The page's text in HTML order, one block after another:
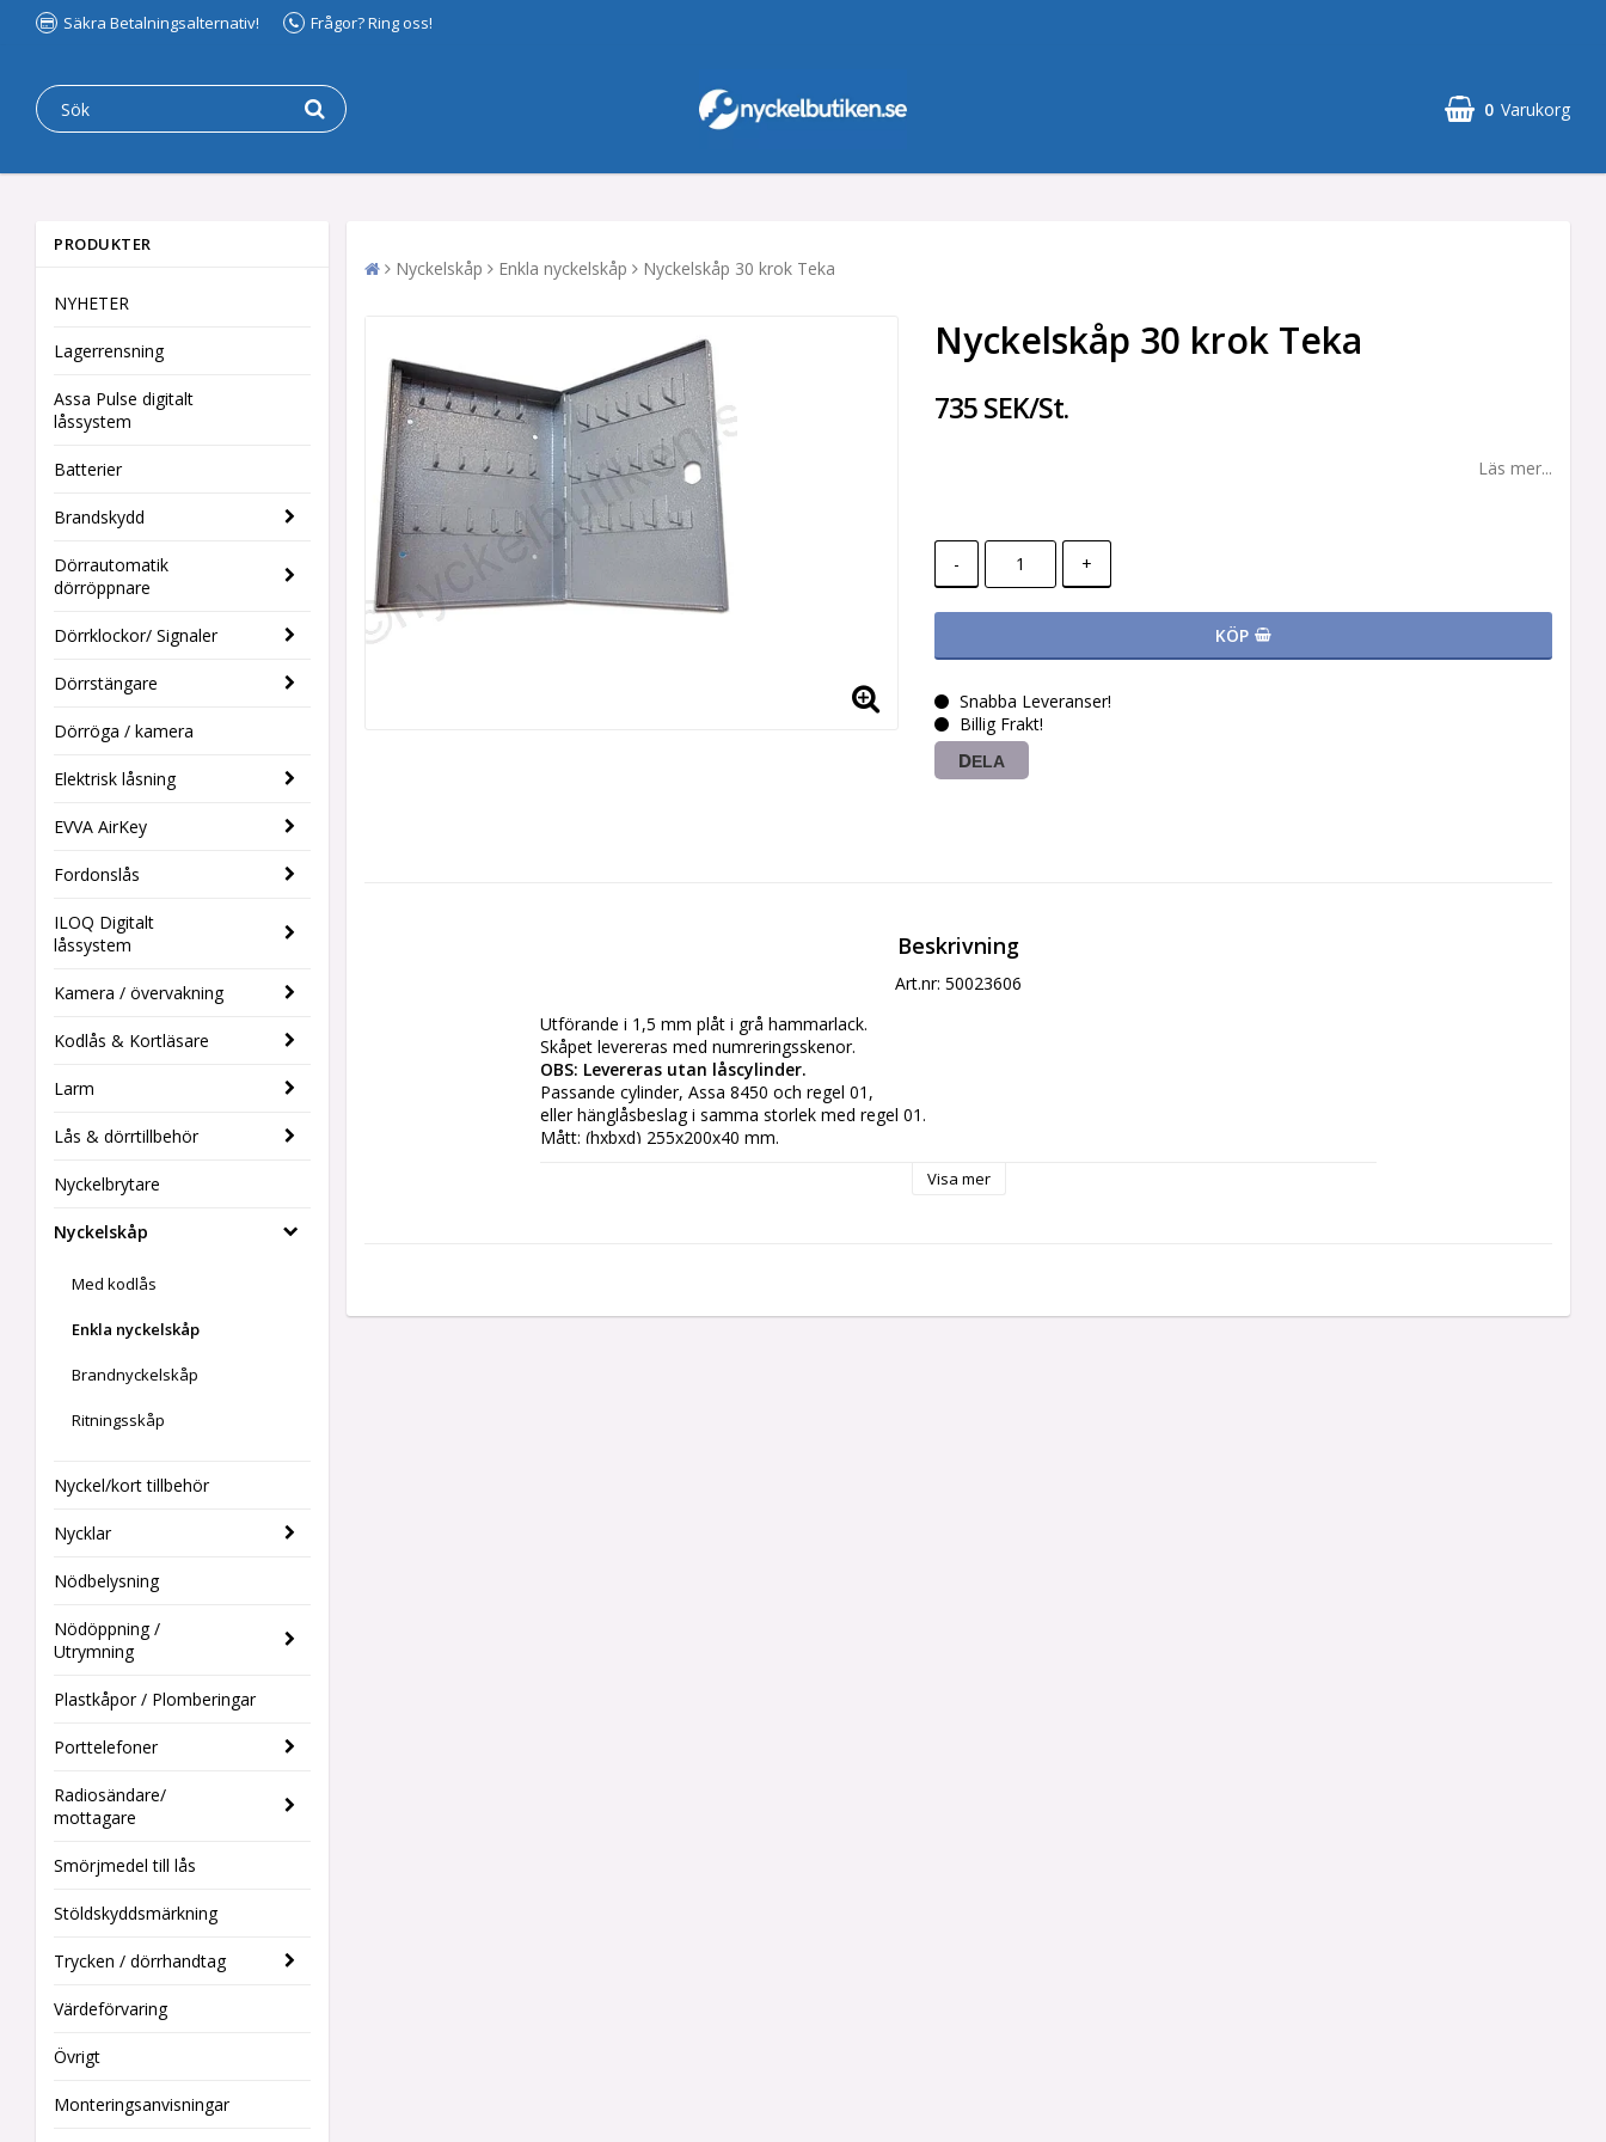
Säkra Betalningsalternativ! Frågor? Ring oss!
0 Varukorg
PRODUKTER
NYHETER
Lagerrensning
Assa Pulse digitalt
låssystem
Batterier
Brandskydd
Dörrautomatik
dörröppnare
Dörrklockor/ Signaler
Dörrstängare
Dörröga / kamera
Elektrisk låsning
EVVA AirKey
Fordonslås
ILOQ Digitalt
låssystem
Kamera / övervakning
Kodlås & Kortläsare
Larm
Lås & dörrtillbehör
Nyckelbrytare
Nyckelskåp
Med kodlås
Enkla nyckelskåp
Brandnyckelskåp
Ritningsskåp
Nyckel/kort tillbehör
Nycklar
Nödbelysning
Nödöppning /
Utrymning
Plastkåpor / Plomberingar
Porttelefoner
Radiosändare/
mottagare
Smörjmedel till lås
Stöldskyddsmärkning
Trycken / dörrhandtag
Värdeförvaring
Övrigt
Monteringsanvisningar
Nyckelskåp Enkla nyckelskåp Nyckelskåp 30 krok Teka
Nyckelskåp 30 krok Teka
735 SEK/St.
Läs mer...
- +
KÖP
Snabba Leveranser!
Billig Frakt!
DELA
Beskrivning
Art.nr: 50023606
Utförande i 1,5 mm plåt i grå hammarlack.
OBS: Levereras utan låscylinder.
Passande cylinder, Assa 8450 och regel 01,
eller hänglåsbeslag i samma storlek med regel 01.
Mått: (hxbxd) 255x200x40 mm.
Visa mer